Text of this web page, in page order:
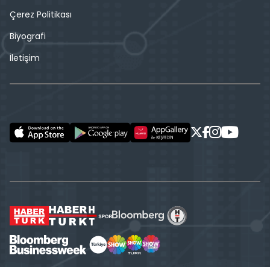
Çerez Politikası
Biyografi
İletişim